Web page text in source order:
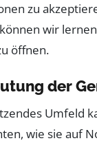
zu
wir
öffnen.
der
Umfeld
wie sie auf